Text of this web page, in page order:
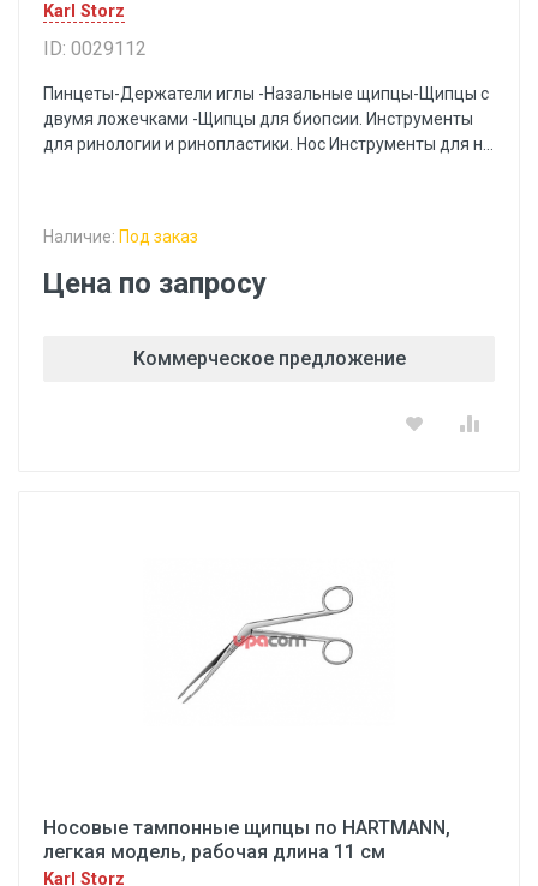
Karl Storz
ID: 0029112
Пинцеты-Держатели иглы -Назальные щипцы-Щипцы с
двумя ложечками -Щипцы для биопсии. Инструменты
для ринологии и ринопластики. Нос Инструменты для н...
Наличие: Под заказ
Цена по запросу
Коммерческое предложение
Носовые тампонные щипцы по HARTMANN,
легкая модель, рабочая длина 11 см
Karl Storz